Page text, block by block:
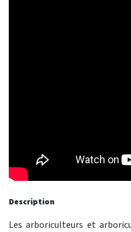
Description
Les arboriculteurs et